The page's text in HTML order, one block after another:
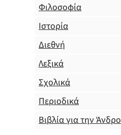
Φιλοσοφία
Ιστορία
Διεθνή
Λεξικά
Σχολικά
Περιοδικά
Βιβλία για την Άνδρο